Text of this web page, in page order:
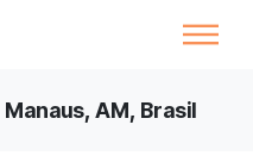
Manaus, AM, Brasil